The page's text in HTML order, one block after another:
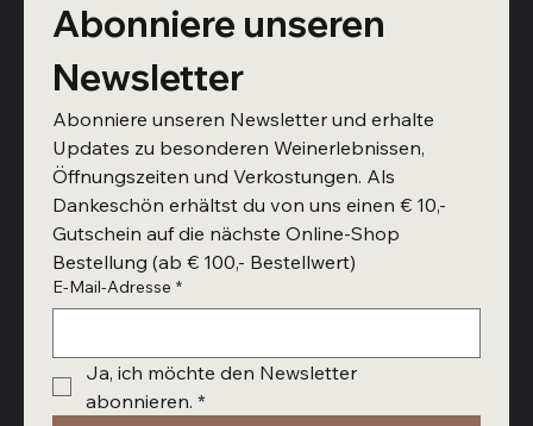
Abonniere unseren
Newsletter
Abonniere unseren Newsletter und erhalte
Updates zu besonderen Weinerlebnissen,
Öffnungszeiten und Verkostungen. Als
Dankeschön erhältst du von uns einen € 10,-
Gutschein auf die nächste Online-Shop
Bestellung (ab € 100,- Bestellwert)
E-Mail-Adresse *
Ja, ich möchte den Newsletter
abonnieren. *